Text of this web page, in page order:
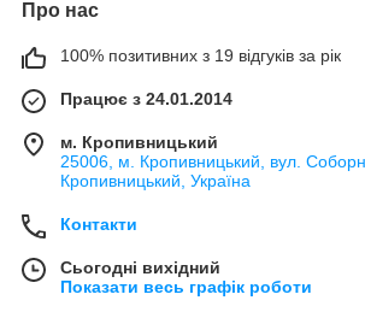
Про нас
100% позитивних з 19 відгуків за рік
Працює з 24.01.2014
м. Кропивницький
25006, м. Кропивницький, вул.
Кропивницький, Україна
Контакти
Сьогодні вихідний
Показати весь графік роботи